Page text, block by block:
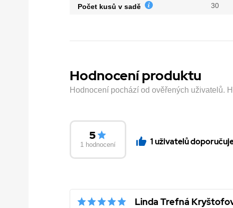
Počet kusů v sadě 30
Hodnocení produktu
Hodnocení pochází od ověřených uživatelů.
5
1 hodnocení 1 uživatelů
Linda Trefná